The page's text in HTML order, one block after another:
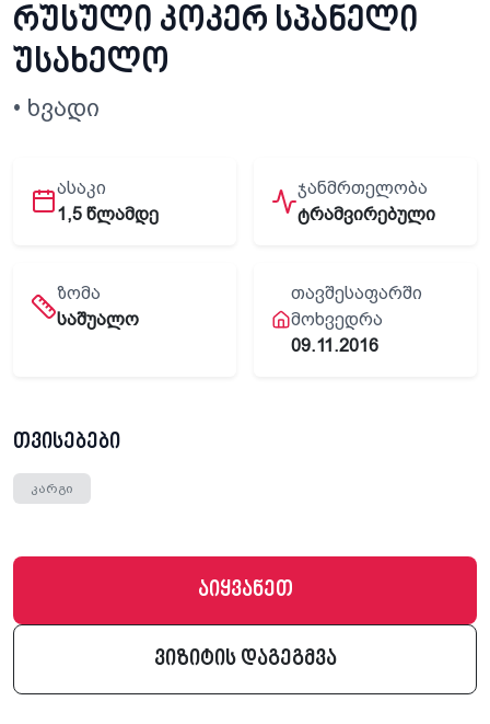
რუსული კოკერ სპანელი
უსახელო
• ხვადი
ᲐᲡᲐᲙᲘ
1,5 წლამდე
ᲯᲐᲜᲛᲠᲗᲔᲚᲝᲑᲐ
ტრამვირებული
ᲖᲝᲛᲐ
საშუალო
ᲗᲐᲕᲨᲔᲡᲐᲤᲐᲠᲨᲘ
ᲛᲝᲮᲕᲔᲓᲠᲐ
09.11.2016
თვისებები
კარგი
აიყვანეთ
ვიზიტის დაგეგმვა